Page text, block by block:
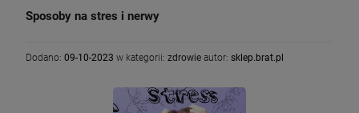
Sposoby na stres i nerwy
Dodano: 09-10-2023 w kategorii: zdrowie autor: sklep.brat.pl